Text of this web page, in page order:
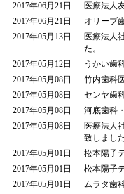
2017年06月21日
医療法人
2017年06月21日
オリーブ
2017年05月13日
医療法人
た。
2017年05月12日
うかい歯
2017年05月08日
竹内歯科
2017年05月08日
センヤ歯
2017年05月08日
河底歯科
2017年05月08日
医療法人
致しました
2017年05月01日
松本陽子
2017年05月01日
松本陽子
2017年05月01日
ムラタ歯